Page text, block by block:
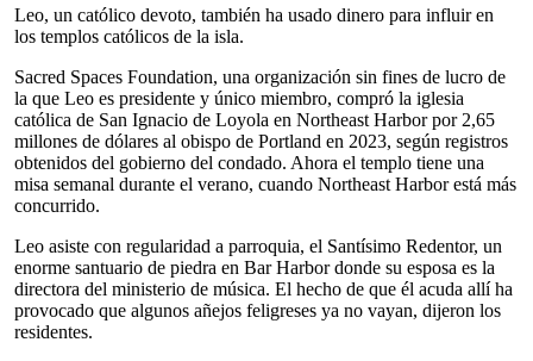
Leo, un católico devoto, también ha usado dinero para influir en
los templos católicos de la isla.
Sacred Spaces Foundation, una organización sin fines de lucro de
la que Leo es presidente y único miembro, compró la iglesia
católica de San Ignacio de Loyola en Northeast Harbor por 2,65
millones de dólares al obispo de Portland en 2023, según registros
obtenidos del gobierno del condado. Ahora el templo tiene una
misa semanal durante el verano, cuando Northeast Harbor está más
concurrido.
Leo asiste con regularidad a parroquia, el Santísimo Redentor, un
enorme santuario de piedra en Bar Harbor donde su esposa es la
directora del ministerio de música. El hecho de que él acuda allí ha
provocado que algunos añejos feligreses ya no vayan, dijeron los
residentes.